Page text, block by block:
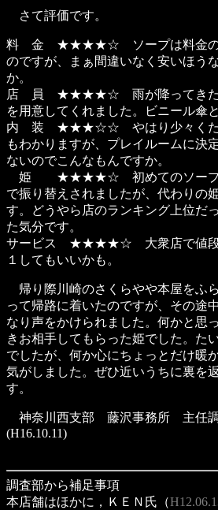
さて評価です。
料 金 ★★★★☆ ソープは料金の相
のですが、まぁ間違いなく安いほう
か。
店 員 ★★★★☆ 雨が降ってきたの
を用意してくれました。ビニール傘
内 装 ★★★☆☆ やはり少々くたび
もわかりますが、プレイルームに決
ないのでこんなもんですか。
姫 ★★★★☆ 初めてのソープで
で振り替えされましたが、代わりの
す。どうやら店のランキング上位だ
た気分です。
サービス ★★★★☆ 大衆店で値段
１してもいいかも。
帰り際川崎のさくらやや本屋をふ
って帰路に着いたのですが、その途
なり声をかけられました。何かと思
きお相手してもらった姫でした。た
でしたが、何か心にちょっとだけ暖
気がしました。ぜひ近いうちに裏を
す。
神奈川西支部 藤沢事務所 主任
(H16.10.11)
調査部から補足事項
本店舗はほかに，ＫＥＮ氏（